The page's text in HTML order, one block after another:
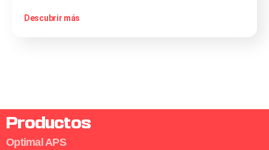
Descubrir más
Productos
Optimal APS